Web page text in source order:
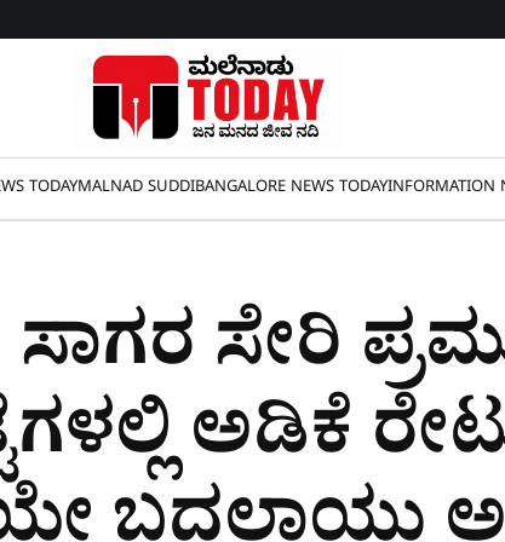
TODAYMALNAD SUDDIBANGALORE NEWS TODAYINFORMATION
ಸೇರಿ
ಅಡಿಕೆ